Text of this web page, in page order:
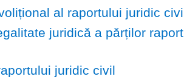
al raportului juridic
juridică a părților
juridic civil